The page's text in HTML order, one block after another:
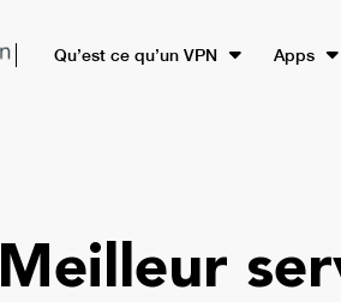
Qu’est ce qu’un VPN Apps
Meilleur